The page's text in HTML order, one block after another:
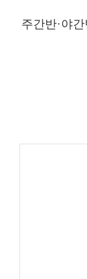
주간반·야